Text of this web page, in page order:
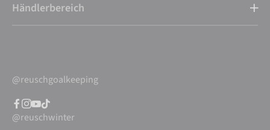
Händlerbereich
@reuschgoalkeeping
@reuschwinter